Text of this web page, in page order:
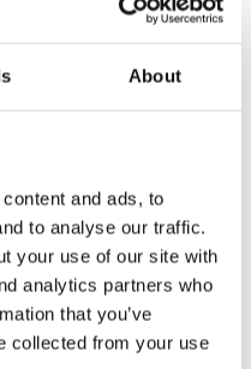
About
and ads, to
to analyse our traffic.
your use of our site with
analytics partners who
that you’ve
collected from your use
C.A. OSASUNA